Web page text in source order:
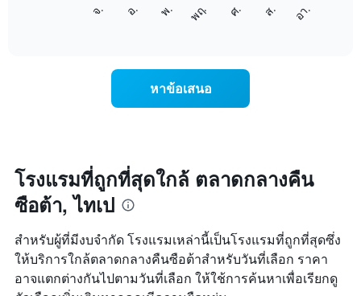
ราคา
เฉลี่ย
ของ
พัก
วัน
ของ
สัปดาห์
แผนภูมิ
มี
แกน
X
1
จ. อ. พ. พฤ. ศ. ส. อา.
หาข้อเสนอ
โรงแรมที่ถูกที่สุดใกล้ ตลาดกลางคืน
ซือต้า, ไทเป
สำหรับผู้ที่มีงบจำกัด โรงแรมเหล่านี้เป็นโรงแรมที่ถูกที่สุดซึ่ง
ให้บริการใกล้ตลาดกลางคืนซือต้าสำหรับวันที่เลือก ราคา
อาจแตกต่างกันไปตามวันที่เลือก ให้ใช้การค้นหาเพื่อเรียกดู